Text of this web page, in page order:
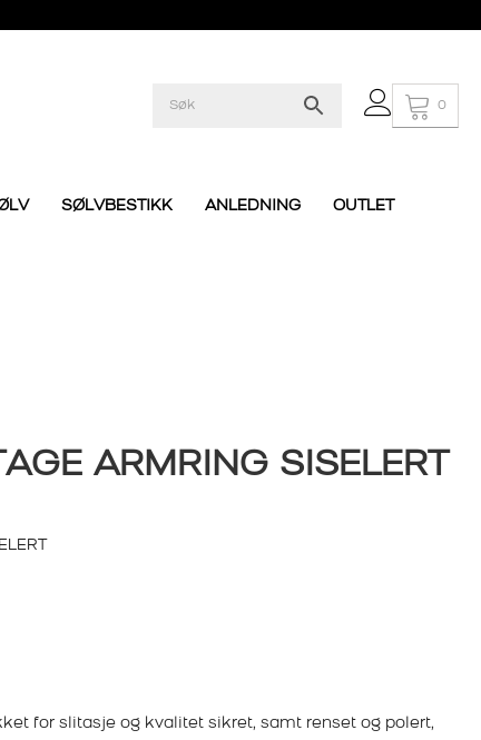
0
SØLVBESTIKK ANLEDNING
OUTLET
ARMRING SISELERT
for slitasje og kvalitet sikret, samt renset og polert,